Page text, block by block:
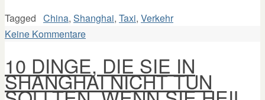
Tagged China, Shanghai, Taxi, Verkehr
Keine Kommentare
10 DINGE, DIE SIE IN
SHANGHAI NICHT TUN